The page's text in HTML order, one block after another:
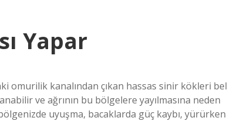
Yapar
omurilik kanalından çıkan hassas sinir kökleri bel
ve ağrının bu bölgelere yayılmasına neden
uyuşma, bacaklarda güç kaybı, yürürken